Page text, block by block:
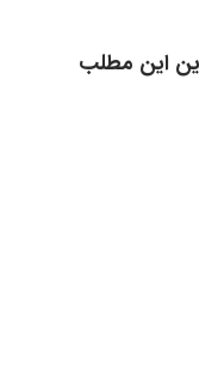
این مطلب